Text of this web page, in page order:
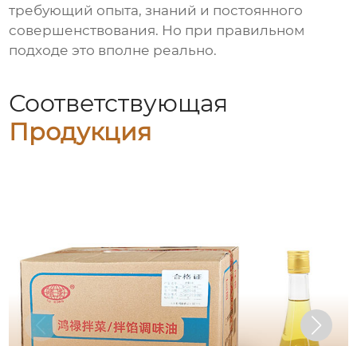
требующий опыта, знаний и постоянного
совершенствования. Но при правильном
подходе это вполне реально.
Соответствующая
Продукция